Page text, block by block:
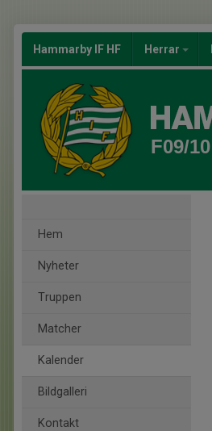
Hammarby IF HF Herrar
F09/10
Hem
Nyheter
Truppen
Matcher
Kalender
Bildgalleri
Kontakt